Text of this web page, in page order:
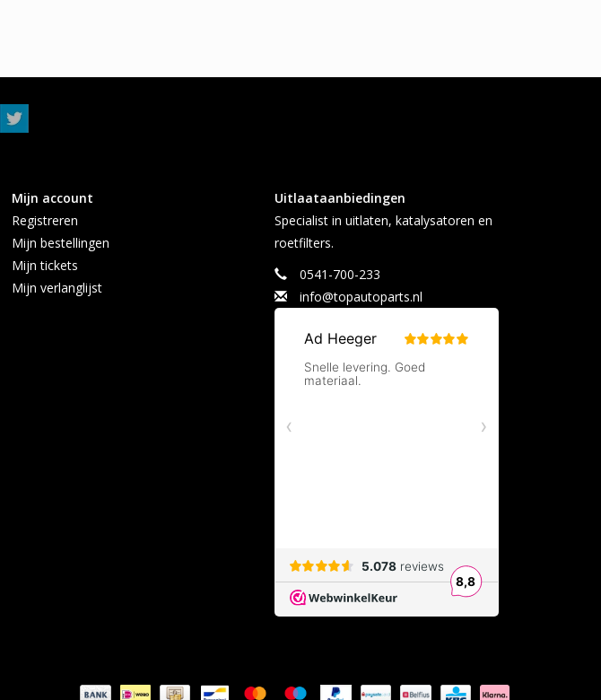
Mijn account
Registreren
Mijn bestellingen
Mijn tickets
Mijn verlanglijst
Uitlaataanbiedingen
Specialist in uitlaten, katalysatoren en
roetfilters.
0541-700-233
info@topautoparts.nl